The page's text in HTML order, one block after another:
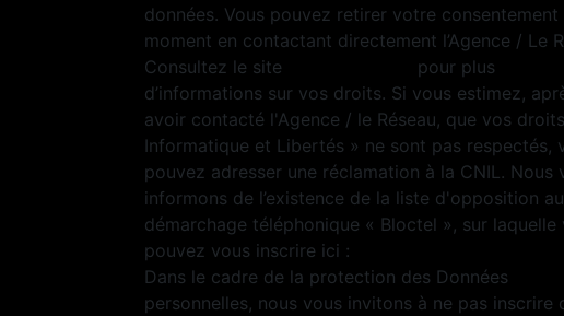
données. Vous pouvez retirer votre
moment en contactant directement l’Agence / Le
Consultez le site
pour plus
d’informations sur vos droits. Si vous estimez,
avoir contacté l'Agence / le Réseau, que vos
Informatique et Libertés » ne sont pas respectés,
pouvez adresser une réclamation à la CNIL. Nous
informons de l’existence de la liste d'opposition au
démarchage téléphonique « Bloctel », sur laquelle
pouvez vous inscrire ici :
Dans le cadre de la protection des Données
personnelles, nous vous invitons à ne pas inscrire